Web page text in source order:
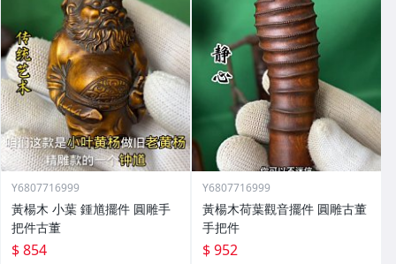
Y6807716999
黃楊木 小葉 鍾馗擺件 圓雕手
把件古董
$ 854
Y6807716999
黃楊木荷葉觀音擺件 圓雕古董
手把件
$ 952